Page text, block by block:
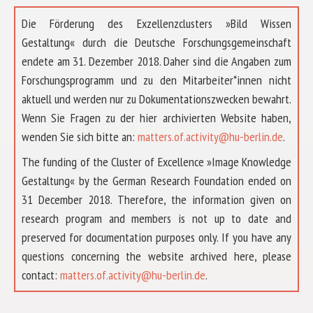
Die Förderung des Exzellenzclusters »Bild Wissen
Gestaltung« durch die Deutsche Forschungsgemeinschaft
endete am 31. Dezember 2018. Daher sind die Angaben zum
Forschungsprogramm und zu den Mitarbeiter*innen nicht
aktuell und werden nur zu Dokumentationszwecken bewahrt.
Wenn Sie Fragen zu der hier archivierten Website haben,
wenden Sie sich bitte an: matters.of.activity@hu-berlin.de.
The funding of the Cluster of Excellence »Image Knowledge
Gestaltung« by the German Research Foundation ended on
31 December 2018. Therefore, the information given on
research program and members is not up to date and
preserved for documentation purposes only. If you have any
questions concerning the website archived here, please
contact: matters.of.activity@hu-berlin.de.
ÜBER UNS